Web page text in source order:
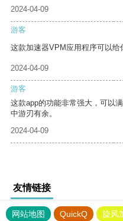
2024-04-09
游客
这款加速器VPM应用程序可以给
2024-04-09
游客
这款app的功能非常强大，可以
中游刃有余。
2024-04-09
友情链接
网站地图 QuickQ 旋风